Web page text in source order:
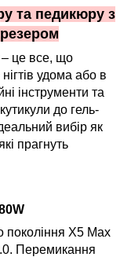
та педикюру з
– це все, що
удома або в
інструменти та
до гель-
вибір як
прагнуть
покоління X5 Max
Перемикання